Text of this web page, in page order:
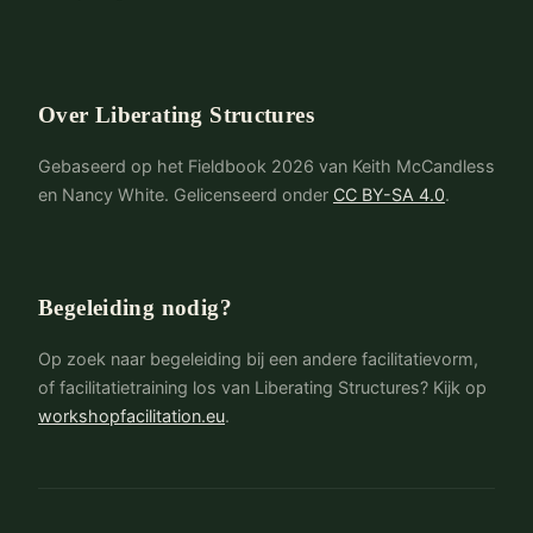
Impromptu Netwerken
Kritieke Onzekerheden
Min Specs
Ontdekking en Actiedialoog
Over Liberating Structures
Gebaseerd op het Fieldbook 2026 van Keith McCandless
en Nancy White. Gelicenseerd onder CC BY-SA 4.0.
Begeleiding nodig?
Op zoek naar begeleiding bij een andere facilitatievorm,
of facilitatietraining los van Liberating Structures? Kijk op
workshopfacilitation.eu.